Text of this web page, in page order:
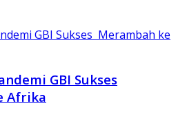
GBI Sukses
Afrika